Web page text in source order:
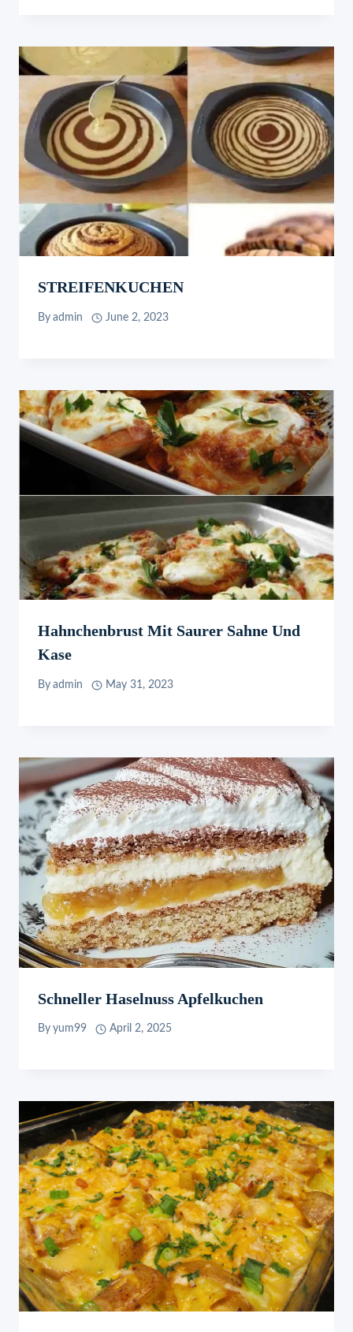
STREIFENKUCHEN
By admin June 2, 2023
Hahnchenbrust Mit Saurer Sahne Und
Kase
By admin May 31, 2023
Schneller Haselnuss Apfelkuchen
By yum99 April 2, 2025